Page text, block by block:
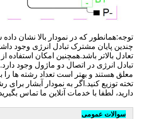
دارید، لطفا با خدمات آنلاین ما تماس
سوالات عمومی